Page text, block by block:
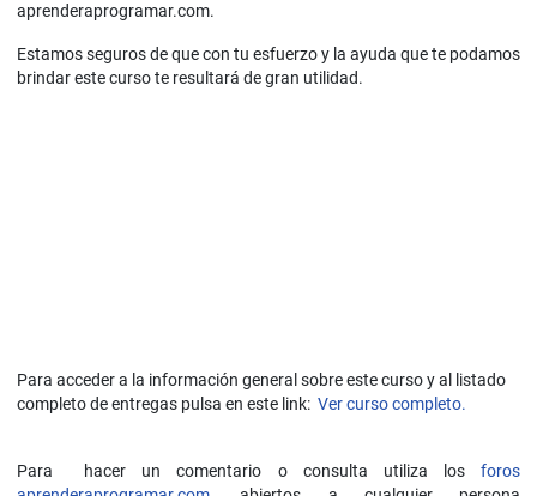
aprenderaprogramar.com.
Estamos seguros de que con tu esfuerzo y la ayuda que te podamos
brindar este curso te resultará de gran utilidad.
Para acceder a la información general sobre este curso y al listado
completo de entregas pulsa en este link: Ver curso completo.
Para hacer un comentario o consulta utiliza losforos